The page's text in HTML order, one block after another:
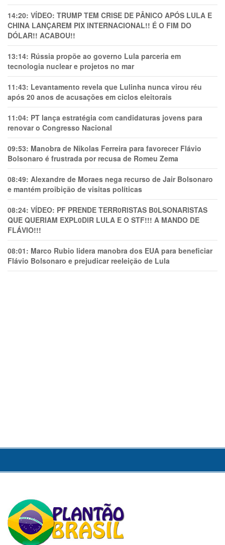
14:20: VÍDEO: TRUMP TEM CRlSE DE PÂNlCO APÓS LULA E
CHINA LANÇAREM PIX INTERNACIONAL!! É O FIM DO
DÓLAR!! ACABOU!!
13:14: Rússia propõe ao governo Lula parceria em
tecnologia nuclear e projetos no mar
11:43: Levantamento revela que Lulinha nunca virou réu
após 20 anos de acusações em ciclos eleitorais
11:04: PT lança estratégia com candidaturas jovens para
renovar o Congresso Nacional
09:53: Manobra de Nikolas Ferreira para favorecer Flávio
Bolsonaro é frustrada por recusa de Romeu Zema
08:49: Alexandre de Moraes nega recurso de Jair Bolsonaro
e mantém proibição de visitas políticas
08:24: VÍDEO: PF PRENDE TERR0RlSTAS B0LSONARlSTAS
QUE QUERIAM EXPL0DlR LULA E O STF!!! A MANDO DE
FLÁVIO!!!
08:01: Marco Rubio lidera manobra dos EUA para beneficiar
Flávio Bolsonaro e prejudicar reeleição de Lula